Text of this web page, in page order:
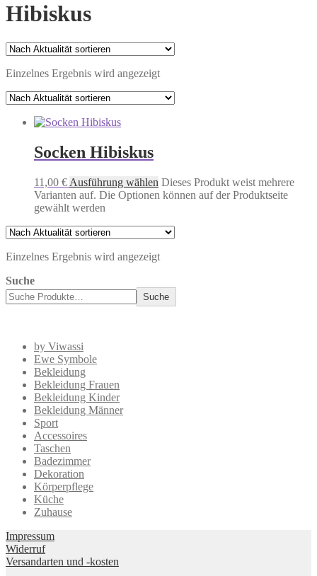
Hibiskus
Einzelnes Ergebnis wird angezeigt
Socken Hibiskus
11,00 € Ausführung wählen Dieses Produkt weist mehrere
Varianten auf. Die Optionen können auf der Produktseite
gewählt werden
Einzelnes Ergebnis wird angezeigt
Suche
Suche
by Viwassi
Ewe Symbole
Bekleidung
Bekleidung Frauen
Bekleidung Kinder
Bekleidung Männer
Sport
Accessoires
Taschen
Badezimmer
Dekoration
Körperpflege
Küche
Zuhause
Impressum
Widerruf
Versandarten und -kosten